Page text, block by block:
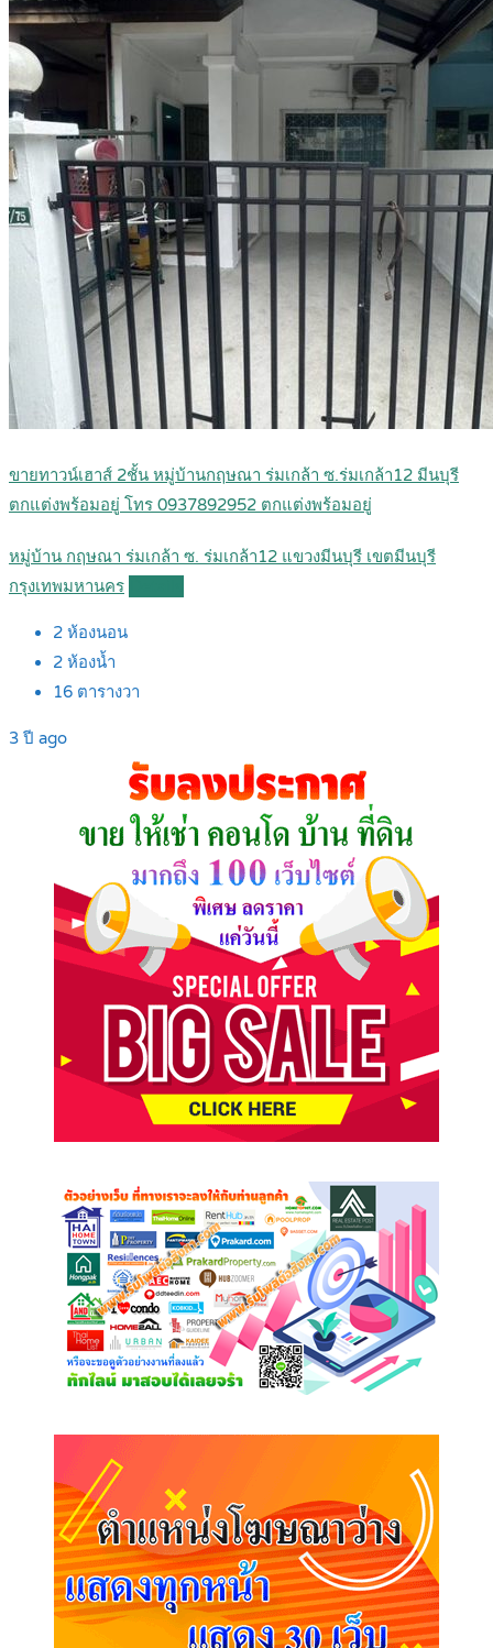
ขายทาวน์เฮาส์ 2ชั้น หมู่บ้านกฤษณา ร่มเกล้า ซ.ร่มเกล้า12 มีนบุรี
ตกแต่งพร้อมอยู่ โทร 0937892952 ตกแต่งพร้อมอยู่
หมู่บ้าน กฤษณา ร่มเกล้า ซ. ร่มเกล้า12 แขวงมีนบุรี เขตมีนบุรี
กรุงเทพมหานคร
2 ห้องนอน
2 ห้องน้ำ
16 ตารางวา
3 ปี ago